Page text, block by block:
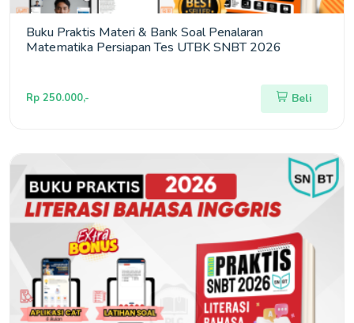
Buku Praktis Materi & Bank Soal Penalaran
Matematika Persiapan Tes UTBK SNBT 2026
Rp 250.000,- Beli